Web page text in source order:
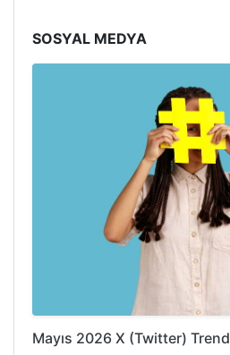
SOSYAL MEDYA
Mayıs 2026 X (Twitter)